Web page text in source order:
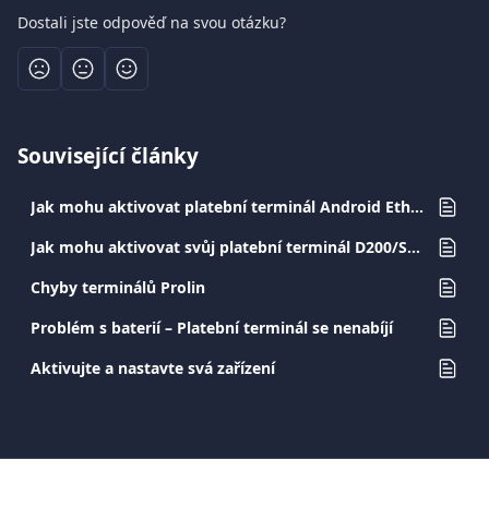
Dostali jste odpověď na svou otázku?
Související články
Jak mohu aktivovat platební terminál Android Ethernet?
Jak mohu aktivovat svůj platební terminál D200/S800/S900?
Chyby terminálů Prolin
Problém s baterií – Platební terminál se nenabíjí
Aktivujte a nastavte svá zařízení